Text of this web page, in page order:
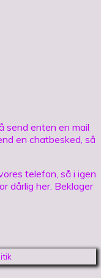
send enten en mail
en chatbesked, så
telefon, så i igen
dårlig her. Beklager